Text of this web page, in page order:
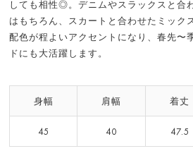
しても相性◎。デニムやスラックスと合
はもちろん、スカートと合わせたミック
配色が程よいアクセントになり、春先〜
ドにも大活躍します。
身幅 肩幅 着丈
45 40 47.5